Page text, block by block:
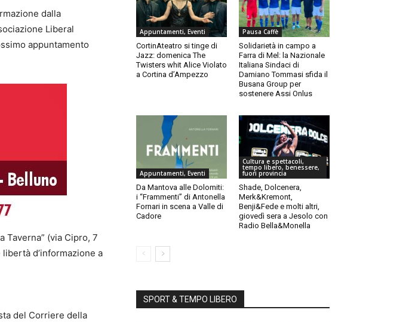
dalla
Liberal
appuntamento
Taverna” (via Cipro, 7
d’informazione a
del Corriere della
Appuntamenti, Eventi
CortinAteatro si tinge di
Jazz: domenica The
Twisters whit Alice Violato
a Cortina d’Ampezzo
Pausa Caffè
Solidarietà in campo a
Farra di Mel: la Nazionale
Italiana Sindaci di
Damiano Tommasi sfida il
Busana Group per
sostenere Assi Onlus
Appuntamenti, Eventi
Da Mantova alle Dolomiti:
i “Frammenti” di Antonella
Fornari in scena a Valle di
Cadore
Cultura e spettacoli,
tempo libero, benessere,
fuori provincia
Shade, Dolcenera,
Merk&Kremont,
Benji&Fede e molti altri,
giovedì sera a Jesolo con
Radio Bella&Monella
SPORT & TEMPO LIBERO